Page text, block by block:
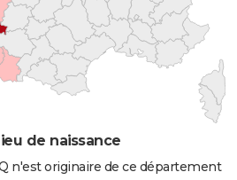
de naissance
n'est originaire de ce département